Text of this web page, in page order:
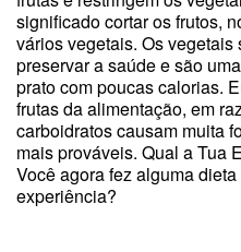
significado cortar os frutos,
vários vegetais. Os
preservar a saúde e são
prato com poucas calorias.
frutas da alimentação, em
carboidratos causam muita
mais prováveis. Qual a Tua
Você agora fez alguma
experiência?